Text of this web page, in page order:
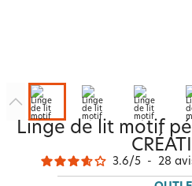
Linge de lit motif
3.6/5 - 28